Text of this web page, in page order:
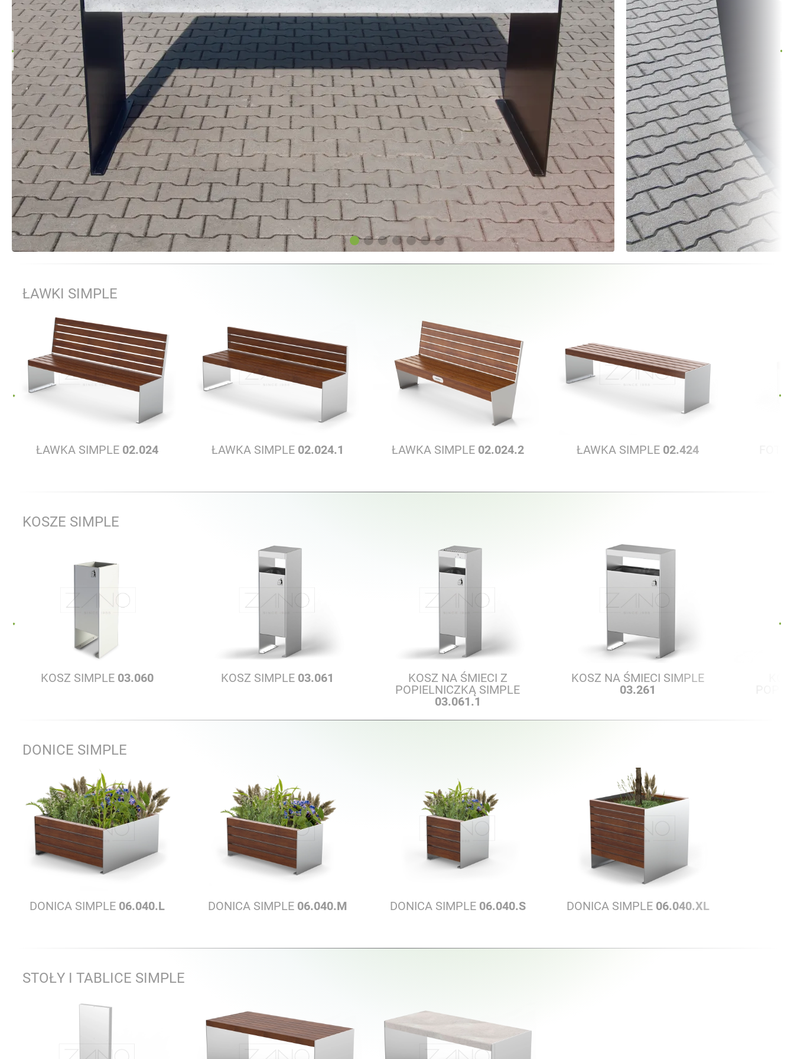
ŁAWKI SIMPLE
ŁAWKA SIMPLE 02.024 ŁAWKA SIMPLE 02.024.1 ŁAWKA SIMPLE 02.024.2 ŁAWKA SIMPLE 02.424
KOSZE SIMPLE
KOSZ SIMPLE 03.060 KOSZ SIMPLE 03.061
KOSZ NA ŚMIECI Z
POPIELNICZKĄ SIMPLE
03.061.1
KOSZ NA ŚMIECI SIMPLE
03.261
DONICE SIMPLE
DONICA SIMPLE 06.040.L DONICA SIMPLE 06.040.M DONICA SIMPLE 06.040.S DONICA SIMPLE 06.040.XL
STOŁY I TABLICE SIMPLE